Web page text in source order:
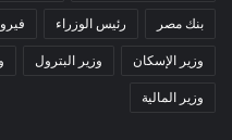
بنك مصر رئيس الوزراء
وزير الإسكان وزير البترول
وزير المالية